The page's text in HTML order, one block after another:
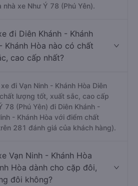
xe Như Ý 78 (Phú Yên).
đi Diên Khánh - Khánh
Khánh Hòa nào có chất
cao cấp nhất?
đi Vạn Ninh - Khánh Hòa Diên
lượng tốt, xuất sắc, cao cấp
78 (Phú Yên) đi Diên Khánh -
- Khánh Hòa với điểm chất
281 đánh giá của khách hàng).
Vạn Ninh - Khánh Hòa
Hòa dành cho cặp đôi,
đôi không?